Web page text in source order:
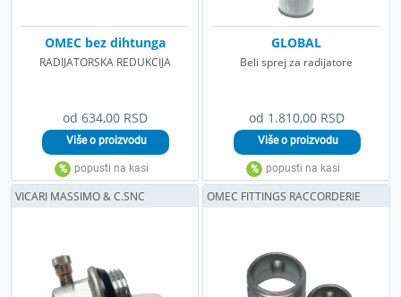
od 634,00 RSD
OMEC bez dihtunga
RADIJATORSKA REDUKCIJA
od 1.810,00 RSD
GLOBAL
Beli sprej za radijatore
VICARI MASSIMO & C.SNC OMEC FITTINGS RACCORDERIE